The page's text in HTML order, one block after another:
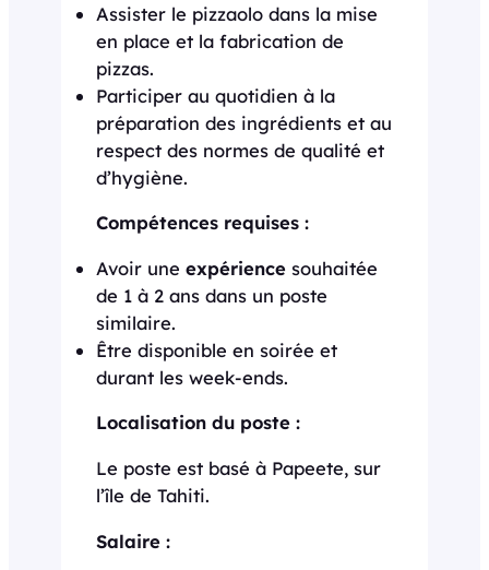
Assister le pizzaolo dans la mise
en place et la fabrication de
pizzas.
Participer au quotidien à la
préparation des ingrédients et au
respect des normes de qualité et
d’hygiène.
Compétences requises :
Avoir une expérience souhaitée
de 1 à 2 ans dans un poste
similaire.
Être disponible en soirée et
durant les week-ends.
Localisation du poste :
Le poste est basé à Papeete, sur
l’île de Tahiti.
Salaire :